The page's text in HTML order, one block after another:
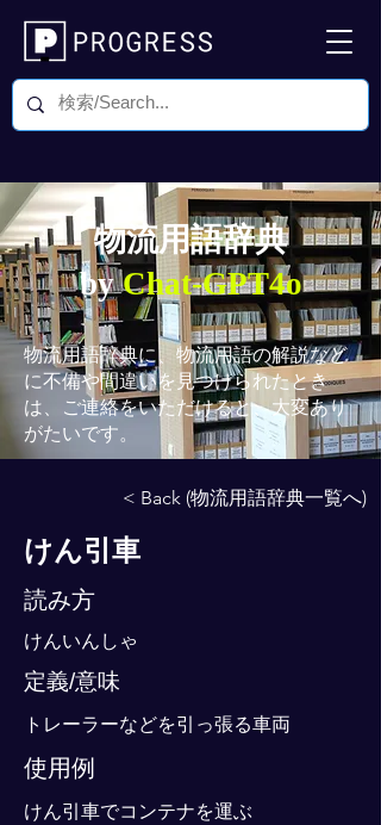
物流用語辞典
byChat-GPT4o
物流用語辞典に、物流用語の解説など
に不備や間違いを見つけられたとき
は、ご連絡をいただけると、大変あり
がたいです。
< Back (物流用語辞典一覧へ)
けん引車
読み方
けんいんしゃ
定義/意味
トレーラーなどを引っ張る車両
使用例
けん引車でコンテナを運ぶ